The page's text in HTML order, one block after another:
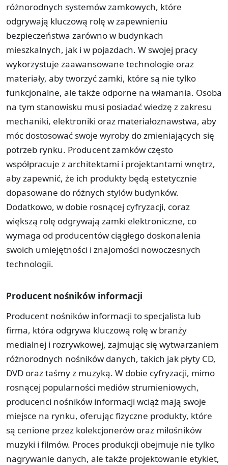
różnorodnych systemów zamkowych, które
odgrywają kluczową rolę w zapewnieniu
bezpieczeństwa zarówno w budynkach
mieszkalnych, jak i w pojazdach. W swojej pracy
wykorzystuje zaawansowane technologie oraz
materiały, aby tworzyć zamki, które są nie tylko
funkcjonalne, ale także odporne na włamania. Osoba
na tym stanowisku musi posiadać wiedzę z zakresu
mechaniki, elektroniki oraz materiałoznawstwa, aby
móc dostosować swoje wyroby do zmieniających się
potrzeb rynku. Producent zamków często
współpracuje z architektami i projektantami wnętrz,
aby zapewnić, że ich produkty będą estetycznie
dopasowane do różnych stylów budynków.
Dodatkowo, w dobie rosnącej cyfryzacji, coraz
większą rolę odgrywają zamki elektroniczne, co
wymaga od producentów ciągłego doskonalenia
swoich umiejętności i znajomości nowoczesnych
technologii.
Producent nośników informacji
Producent nośników informacji to specjalista lub
firma, która odgrywa kluczową rolę w branży
medialnej i rozrywkowej, zajmując się wytwarzaniem
różnorodnych nośników danych, takich jak płyty CD,
DVD oraz taśmy z muzyką. W dobie cyfryzacji, mimo
rosnącej popularności mediów strumieniowych,
producenci nośników informacji wciąż mają swoje
miejsce na rynku, oferując fizyczne produkty, które
są cenione przez kolekcjonerów oraz miłośników
muzyki i filmów. Proces produkcji obejmuje nie tylko
nagrywanie danych, ale także projektowanie etykiet,